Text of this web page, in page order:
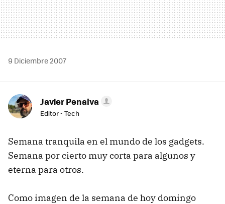
9 Diciembre 2007
Javier Penalva
Editor - Tech
Semana tranquila en el mundo de los gadgets.
Semana por cierto muy corta para algunos y
eterna para otros.
Como imagen de la semana de hoy domingo